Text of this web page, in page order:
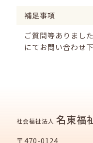
補足事項
ご質問等ありまし
にてお問い合わせ下
社会福祉法人 名東福
〒470-0124